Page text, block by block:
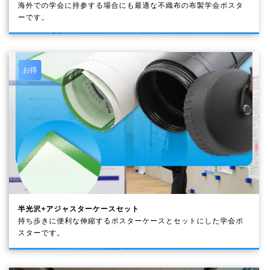
海外での学会に持参する場合にも最適な不織布の布製学会ポスタ
ーです。
お得
半光沢+アジャスターケースセット
持ち歩きに便利な伸縮するポスターケースとセットにした学会ポ
スターです。